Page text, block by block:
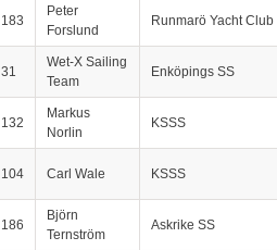
183
Peter
Forslund
Runmarö Yacht Club
31
Wet-X Sailing
Team
Enköpings SS
132
Markus
Norlin
KSSS
104 Carl Wale KSSS
186
Björn
Ternström
Askrike SS